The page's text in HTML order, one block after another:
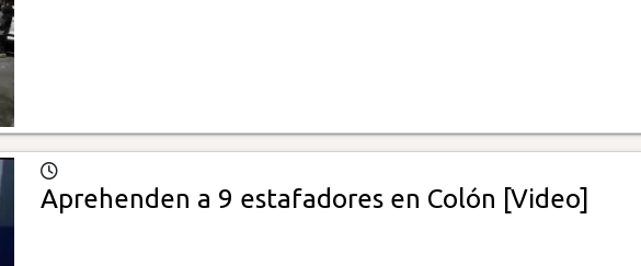
Aprehenden a 9 estafadores en Colón [Video]